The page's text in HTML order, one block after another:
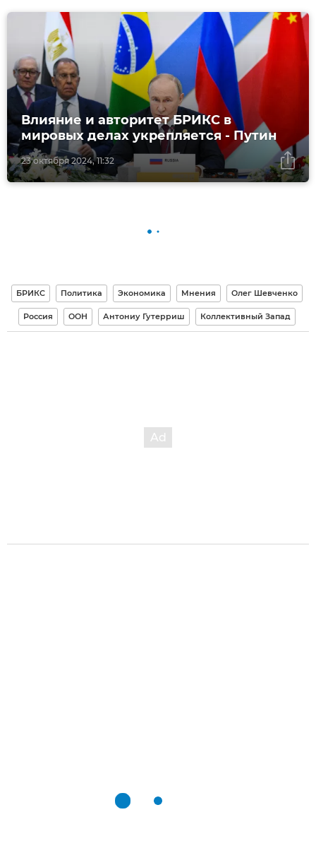
23 октября 2024, 11:32
Влияние и авторитет БРИКС в
мировых делах укрепляется - Путин
БРИКС Политика Экономика Мнения Олег Шевченко
Россия ООН Антониу Гутерриш Коллективный Запад